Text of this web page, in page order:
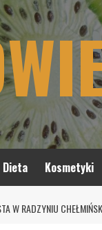
Dieta Kosmetyki
W RADZYNIU